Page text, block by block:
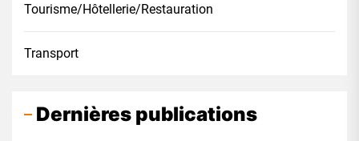
Tourisme/Hôtellerie/Restauration
Transport
Dernières publications